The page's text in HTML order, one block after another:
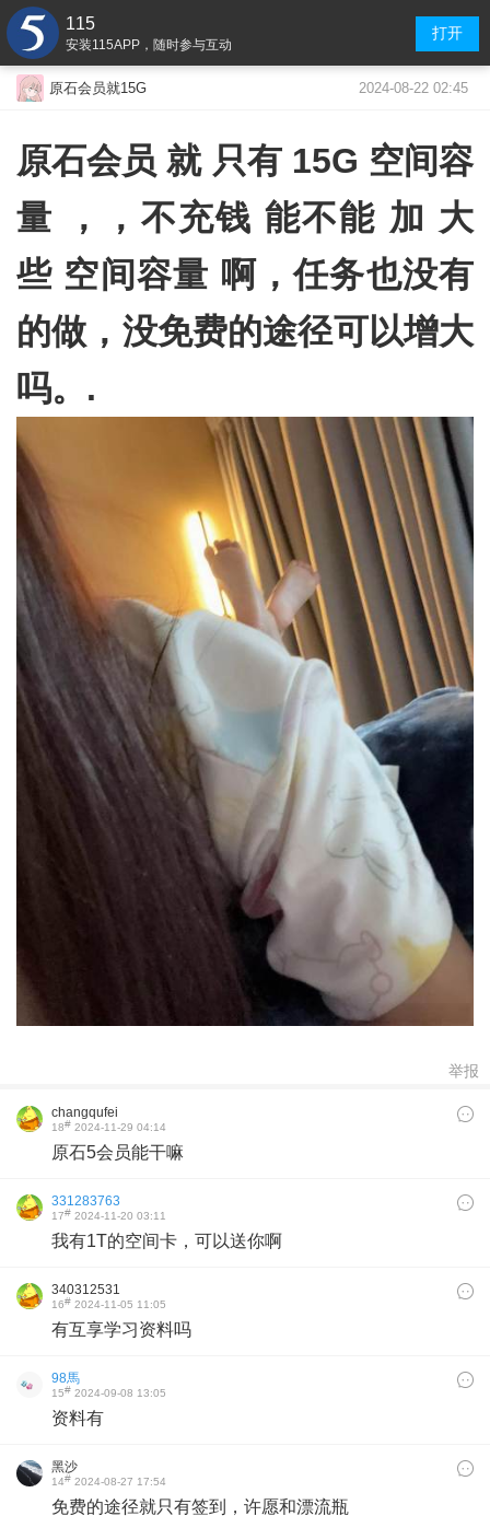
115
安装115APP，随时参与互动
打开
原石会员就15G 2024-08-22 02:45
原石会员 就 只有 15G 空间容
量 ，，不充钱 能不能 加 大
些 空间容量 啊，任务也没有
的做，没免费的途径可以增大
吗。.
举报
changqufei
18# 2024-11-29 04:14
原石5会员能干嘛
331283763
17# 2024-11-20 03:11
我有1T的空间卡，可以送你啊
340312531
16# 2024-11-05 11:05
有互享学习资料吗
98馬
15# 2024-09-08 13:05
资料有
黑沙
14# 2024-08-27 17:54
免费的途径就只有签到，许愿和漂流瓶